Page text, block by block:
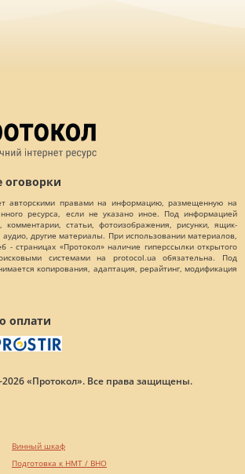
авторскими правами на информацию, размещенную на
ресурса, если не указано иное. Под информацией
комментарии, статьи, фотоизображения, рисунки, ящик-
другие материалы. При использовании материалов,
- страницах «Протокол» наличие гиперссылки открытого
системами на protocol.ua обязательна. Под
копирования, адаптация, рерайтинг, модификация
оплати
«Протокол». Все права защищены.
Винный шкаф
Подготовка к НМТ / ВНО